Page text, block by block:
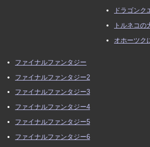
ドラゴンク
トルネコの
オホーツク
ファイナルファンタジー
ファイナルファンタジー2
ファイナルファンタジー3
ファイナルファンタジー4
ファイナルファンタジー5
ファイナルファンタジー6